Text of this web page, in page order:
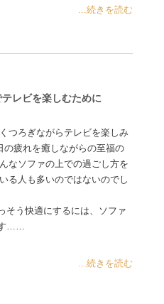
...続きを読む
テレビを楽しむために
つろぎながらテレビを楽しみ
の疲れを癒しながらの至福の
なソファの上での過ごし方を
る人も多いのではないのでし
そう快適にするには、ソファ
す……
...続きを読む